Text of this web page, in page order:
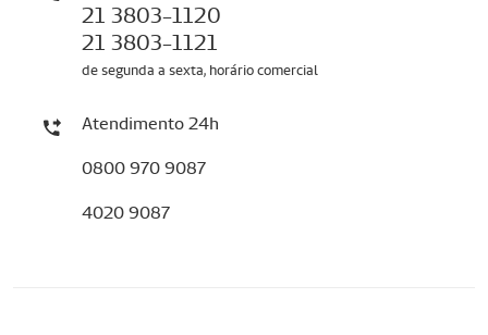
21 3803-1120
21 3803-1121
de segunda a sexta, horário comercial
Atendimento 24h
0800 970 9087
4020 9087